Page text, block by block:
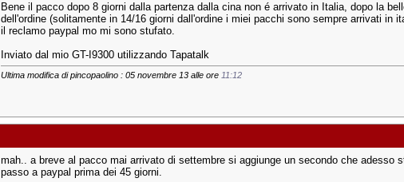
Bene il pacco dopo 8 giorni dalla partenza dalla cina non é arrivato in Italia, dopo la
dell'ordine (solitamente in 14/16 giorni dall'ordine i miei pacchi sono sempre arrivati in
il reclamo paypal mo mi sono stufato.
Inviato dal mio GT-I9300 utilizzando Tapatalk
Ultima modifica di pincopaolino : 05 novembre 13 alle ore 11:12
mah.. a breve al pacco mai arrivato di settembre si aggiunge un secondo che adesso
passo a paypal prima dei 45 giorni.